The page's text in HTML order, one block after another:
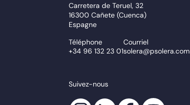
Carretera de Teruel, 32
16300 Cañete (Cuenca)
Espagne
Téléphone
+34 96 132 23 01
Courriel
solera@psolera.com
Suivez-nous